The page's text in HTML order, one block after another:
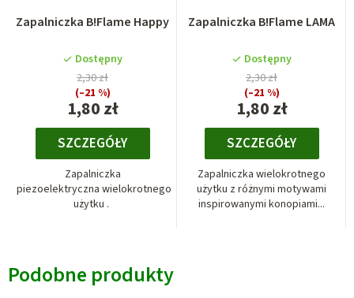
Zapalniczka B!Flame Happy
Dostępny
1,80 zł
2,30 zł
(–21 %)
SZCZEGÓŁY
Zapalniczka
piezoelektryczna wielokrotnego
użytku .
Zapalniczka B!Flame LAMA
Dostępny
1,80 zł
2,30 zł
(–21 %)
SZCZEGÓŁY
Zapalniczka wielokrotnego
użytku z różnymi motywami
inspirowanymi konopiami...
Podobne produkty